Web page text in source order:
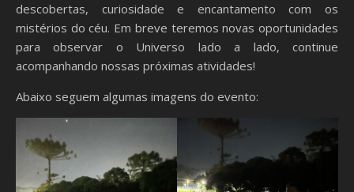
descobertas, curiosidade e encantamento com os
mistérios do céu. Em breve teremos novas oportunidades
para observar o Universo lado a lado, continue
acompanhando nossas próximas atividades!
Abaixo seguem algumas imagens do evento: